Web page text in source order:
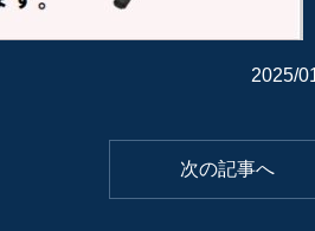
2025/
次の記事へ